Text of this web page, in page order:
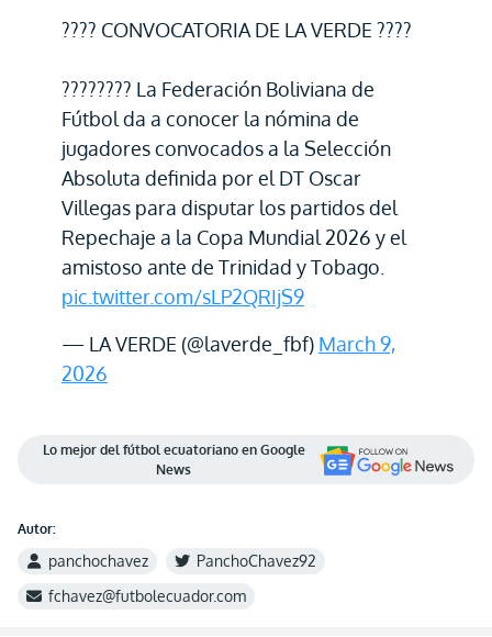
???? CONVOCATORIA DE LA VERDE ????
???????? La Federación Boliviana de
Fútbol da a conocer la nómina de
jugadores convocados a la Selección
Absoluta definida por el DT Oscar
Villegas para disputar los partidos del
Repechaje a la Copa Mundial 2026 y el
amistoso ante de Trinidad y Tobago.
pic.twitter.com/sLP2QRIjS9
— LA VERDE (@laverde_fbf) March 9,
2026
Lo mejor del fútbol ecuatoriano en Google
News
Autor:
panchochavez
PanchoChavez92
fchavez@futbolecuador.com